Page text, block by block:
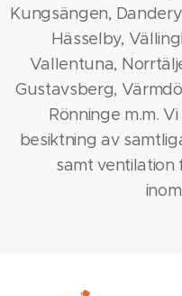
Kungsängen,
Hässelby,
Vallentuna,
Gustavsberg,
Rönninge m.m.
besiktning av
samt